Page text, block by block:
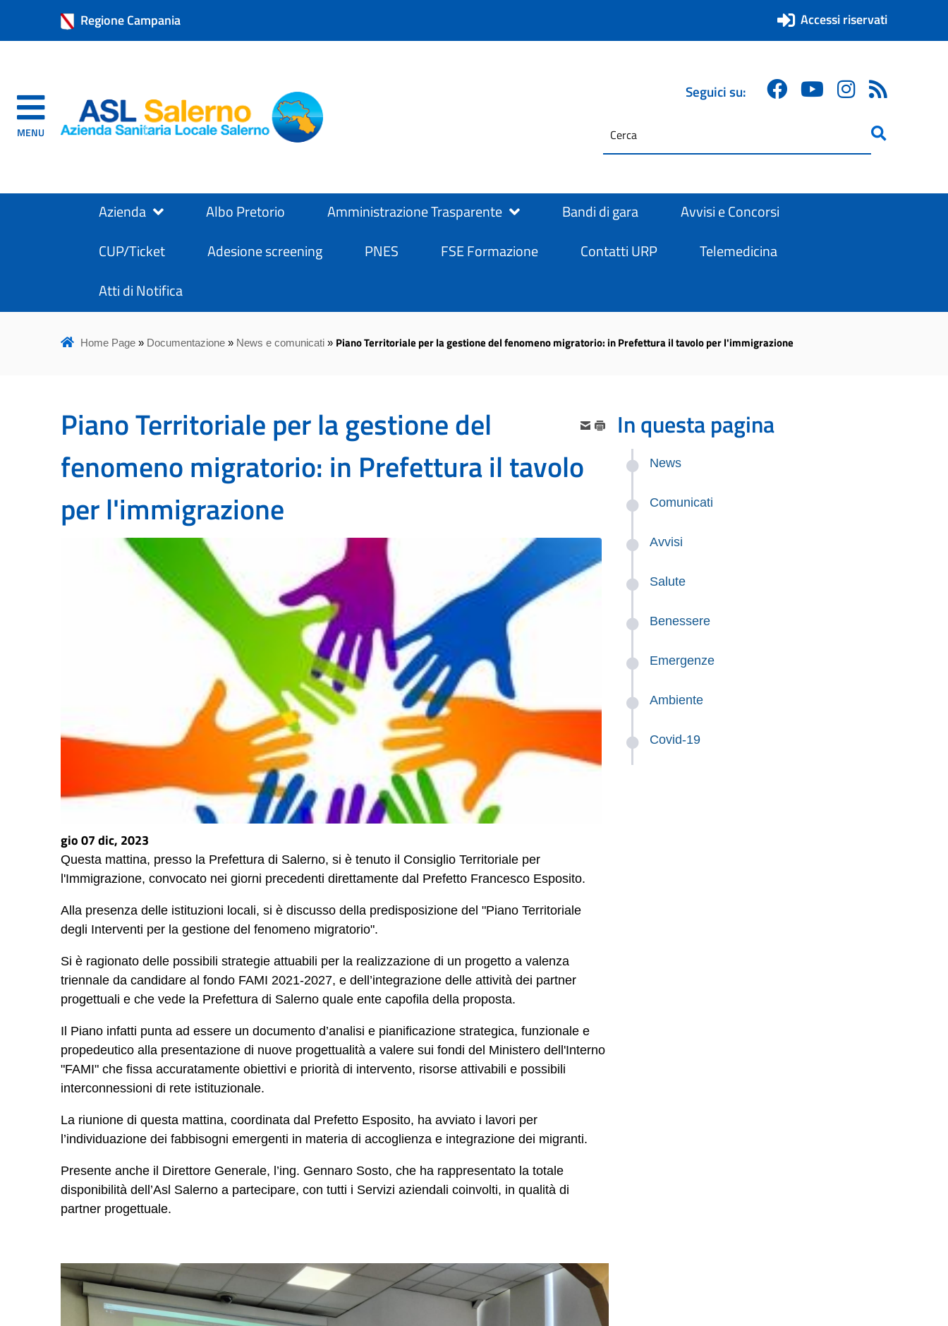
Regione Campania Accessi riservati
MENU ASL Salerno
ASL Salerno
Seguici su:
da
ricerca
Azienda Albo Pretorio Amministrazione Trasparente Bandi di gara
Avvisi e Concorsi
CUP/Ticket
Adesione screening PNES FSE Formazione Contatti URP
Telemedicina
Atti di Notifica
Home Page» Documentazione» News e comunicati» Piano Territoriale per la gestione del fenomeno migratorio: in Prefettura il tavolo per l'immigrazione
Piano Territoriale per la gestione del
fenomeno migratorio: in Prefettura il tavolo
per l'immigrazione
gio 07 dic, 2023
Questa mattina, presso la Prefettura di Salerno, si è tenuto il Consiglio Territoriale per
l'Immigrazione, convocato nei giorni precedenti direttamente dal Prefetto Francesco Esposito.
Alla presenza delle istituzioni locali, si è discusso della predisposizione del "Piano Territoriale
degli Interventi per la gestione del fenomeno migratorio".
Si è ragionato delle possibili strategie attuabili per la realizzazione di un progetto a valenza
triennale da candidare al fondo FAMI 2021-2027, e dell’integrazione delle attività dei partner
progettuali e che vede la Prefettura di Salerno quale ente capofila della proposta.
Il Piano infatti punta ad essere un documento d’analisi e pianificazione strategica, funzionale e
propedeutico alla presentazione di nuove progettualità a valere sui fondi del Ministero dell'Interno
"FAMI" che fissa accuratamente obiettivi e priorità di intervento, risorse attivabili e possibili
interconnessioni di rete istituzionale.
La riunione di questa mattina, coordinata dal Prefetto Esposito, ha avviato i lavori per
l’individuazione dei fabbisogni emergenti in materia di accoglienza e integrazione dei migranti.
Presente anche il Direttore Generale, l’ing. Gennaro Sosto, che ha rappresentato la totale
disponibilità dell’Asl Salerno a partecipare, con tutti i Servizi aziendali coinvolti, in qualità di
partner progettuale.
In questa pagina
News
Comunicati
Avvisi
Salute
Benessere
Emergenze
Ambiente
Covid-19